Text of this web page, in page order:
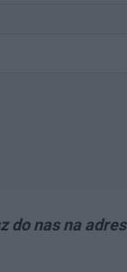
do nas na adres